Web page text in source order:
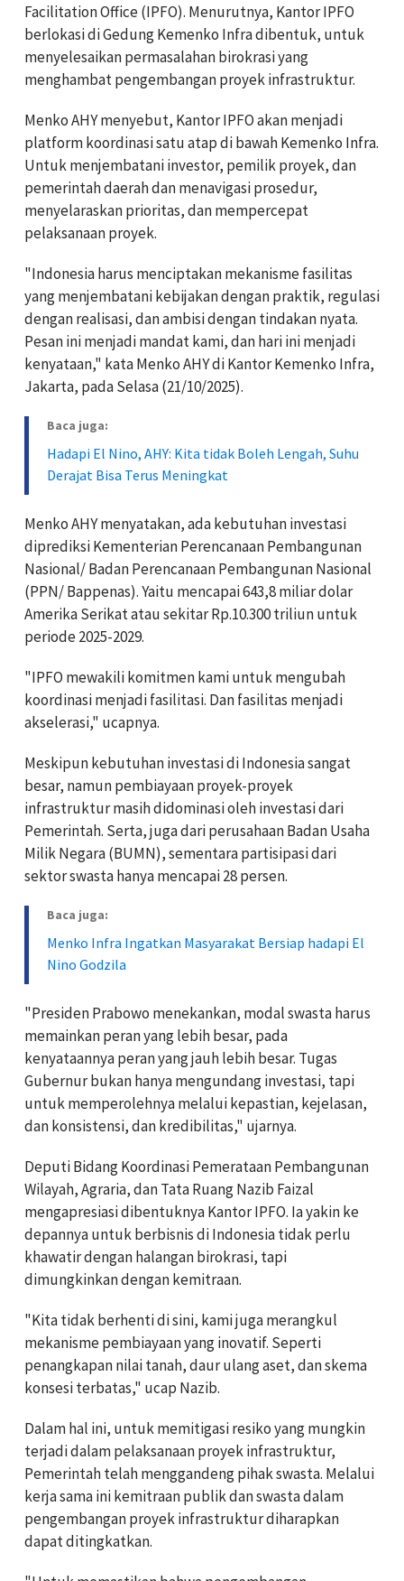
Facilitation Office (IPFO). Menurutnya, Kantor IPFO
berlokasi di Gedung Kemenko Infra dibentuk, untuk
menyelesaikan permasalahan birokrasi yang
menghambat pengembangan proyek infrastruktur.
Menko AHY menyebut, Kantor IPFO akan menjadi
platform koordinasi satu atap di bawah Kemenko Infra.
Untuk menjembatani investor, pemilik proyek, dan
pemerintah daerah dan menavigasi prosedur,
menyelaraskan prioritas, dan mempercepat
pelaksanaan proyek.
"Indonesia harus menciptakan mekanisme fasilitas
yang menjembatani kebijakan dengan praktik, regulasi
dengan realisasi, dan ambisi dengan tindakan nyata.
Pesan ini menjadi mandat kami, dan hari ini menjadi
kenyataan," kata Menko AHY di Kantor Kemenko Infra,
Jakarta, pada Selasa (21/10/2025).
Baca juga:
Hadapi El Nino, AHY: Kita tidak Boleh Lengah, Suhu
Derajat Bisa Terus Meningkat
Menko AHY menyatakan, ada kebutuhan investasi
diprediksi Kementerian Perencanaan Pembangunan
Nasional/ Badan Perencanaan Pembangunan Nasional
(PPN/ Bappenas). Yaitu mencapai 643,8 miliar dolar
Amerika Serikat atau sekitar Rp.10.300 triliun untuk
periode 2025-2029.
"IPFO mewakili komitmen kami untuk mengubah
koordinasi menjadi fasilitasi. Dan fasilitas menjadi
akselerasi," ucapnya.
Meskipun kebutuhan investasi di Indonesia sangat
besar, namun pembiayaan proyek-proyek
infrastruktur masih didominasi oleh investasi dari
Pemerintah. Serta, juga dari perusahaan Badan Usaha
Milik Negara (BUMN), sementara partisipasi dari
sektor swasta hanya mencapai 28 persen.
Baca juga:
Menko Infra Ingatkan Masyarakat Bersiap hadapi El
Nino Godzila
"Presiden Prabowo menekankan, modal swasta harus
memainkan peran yang lebih besar, pada
kenyataannya peran yang jauh lebih besar. Tugas
Gubernur bukan hanya mengundang investasi, tapi
untuk memperolehnya melalui kepastian, kejelasan,
dan konsistensi, dan kredibilitas," ujarnya.
Deputi Bidang Koordinasi Pemerataan Pembangunan
Wilayah, Agraria, dan Tata Ruang Nazib Faizal
mengapresiasi dibentuknya Kantor IPFO. Ia yakin ke
depannya untuk berbisnis di Indonesia tidak perlu
khawatir dengan halangan birokrasi, tapi
dimungkinkan dengan kemitraan.
"Kita tidak berhenti di sini, kami juga merangkul
mekanisme pembiayaan yang inovatif. Seperti
penangkapan nilai tanah, daur ulang aset, dan skema
konsesi terbatas," ucap Nazib.
Dalam hal ini, untuk memitigasi resiko yang mungkin
terjadi dalam pelaksanaan proyek infrastruktur,
Pemerintah telah menggandeng pihak swasta. Melalui
kerja sama ini kemitraan publik dan swasta dalam
pengembangan proyek infrastruktur diharapkan
dapat ditingkatkan.